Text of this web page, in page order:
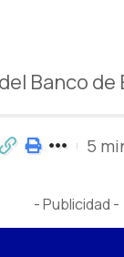
Banco de
5
- Publicidad -